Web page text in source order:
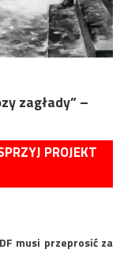
zagłady” –
PROJEKT
musi przeprosić za